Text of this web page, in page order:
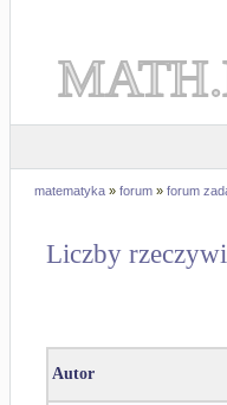
matematyka » forum » forum
Liczby
Autor